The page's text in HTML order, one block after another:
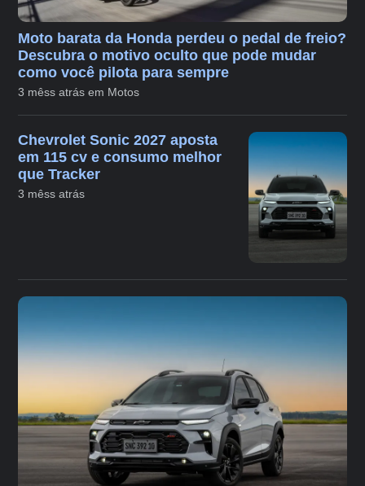
Moto barata da Honda perdeu o pedal de freio?
Descubra o motivo oculto que pode mudar
como você pilota para sempre
3 mêss atrás em Motos
Chevrolet Sonic 2027 aposta
em 115 cv e consumo melhor
que Tracker
3 mêss atrás